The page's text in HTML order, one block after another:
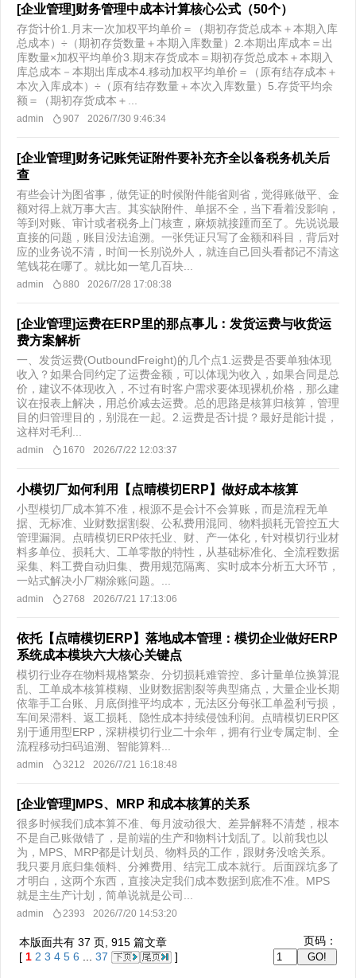
[企业管理]财务管理中成本计算核心公式（50个）
存货计价1.月末一次加权平均单价＝（期初存货总成本＋本期入库
总成本）÷（期初存货数量＋本期入库数量）2.本期出库成本＝出
库数量×加权平均单价3.期末存货成本＝期初存货总成本＋本期入
库总成本－本期出库成本4.移动加权平均单价＝（原有结存成本＋
本次入库成本）÷（原有结存数量＋本次入库数量）5.存货平均余
额＝（期初存货成本＋...
admin 907 2026/7/30 9:46:34
[企业管理]财务记账凭证附件要补充齐全以备税务机关后
查
有些会计为图省事，做凭证的时候附件能省则省，觉得账做平、金
额对得上就万事大吉。其实缺附件、单据不全，当下看着没影响，
等到对账、审计或者税务上门核查，麻烦就接踵而至了。先说说最
直接的问题，账目没法追溯。一张凭证只写了金额和科目，背后对
应的业务说不清，时间一长别说外人，就连自己回头看都记不清这
笔钱花在哪了。就比如一笔几百块...
admin 880 2026/7/28 17:08:38
[企业管理]运费在ERP里的那点事儿：发货运费与收货运
费方案解析
一、发货运费(OutboundFreight)的几个点1.运费是否要单独体现
收入？如果合同约定了运费金额，可以体现为收入，如果合同是总
价，建议不体现收入，不过有时客户需求要体现裸机价格，那么建
议在报表上解决，用总价减去运费。总的思路是核算归核算，管理
目的归管理目的，别混在一起。2.运费是否计提？最好是能计提，
这样对毛利...
admin 1670 2026/7/22 12:03:37
小模切厂如何利用【点晴模切ERP】做好成本核算
小型模切厂成本算不准，根源不是会计不会算账，而是流程无单
据、无标准、业财数据割裂、公私费用混同、物料损耗无管控五大
管理漏洞。点晴模切ERP依托业、财、产一体化，针对模切行业材
料多单位、损耗大、工单零散的特性，从基础标准化、全流程数据
采集、料工费自动归集、费用规范隔离、实时成本分析五大环节，
一站式解决小厂糊涂账问题。...
admin 2768 2026/7/21 17:13:06
依托【点晴模切ERP】落地成本管理：模切企业做好ERP
系统成本模块六大核心关键点
模切行业存在物料规格繁杂、分切损耗难管控、多计量单位换算混
乱、工单成本核算模糊、业财数据割裂等典型痛点，大量企业长期
依靠手工台账、月底倒推平均成本，无法区分每张工单盈利亏损，
车间呆滞料、返工损耗、隐性成本持续侵蚀利润。点晴模切ERP区
别于通用型ERP，深耕模切行业二十余年，拥有行业专属定制、全
流程移动扫码追溯、智能算料...
admin 3212 2026/7/21 16:18:48
[企业管理]MPS、MRP 和成本核算的关系
很多时候我们成本算不准、每月波动很大、差异解释不清楚，根本
不是自己账做错了，是前端的生产和物料计划乱了。以前我也以
为，MPS、MRP都是计划员、物料员的工作，跟财务没啥关系。
我只要月底归集领料、分摊费用、结完工成本就行。后面踩坑多了
才明白，这两个东西，直接决定我们成本数据到底准不准。MPS
就是主生产计划，简单说就是公司...
admin 2393 2026/7/20 14:53:20
本版面共有 37 页, 915 篇文章
[ 1 2 3 4 5 6 37 ]
页码：